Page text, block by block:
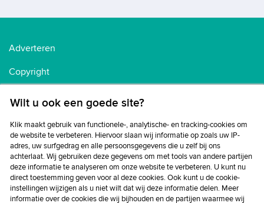
Adverteren
Copyright
Privacybeleid
Disclaimer
Wilt u ook een goede site?
Klik maakt gebruik van functionele-, analytische- en tracking-cookies om
de website te verbeteren. Hiervoor slaan wij informatie op zoals uw IP-
adres, uw surfgedrag en alle persoonsgegevens die u zelf bij ons
achterlaat. Wij gebruiken deze gegevens om met tools van andere partijen
deze informatie te analyseren om onze website te verbeteren. U kunt nu
direct toestemming geven voor al deze cookies. Ook kunt u de cookie-
instellingen wijzigen als u niet wilt dat wij deze informatie delen. Meer
informatie over de cookies die wij bijhouden en de partijen waarmee wij